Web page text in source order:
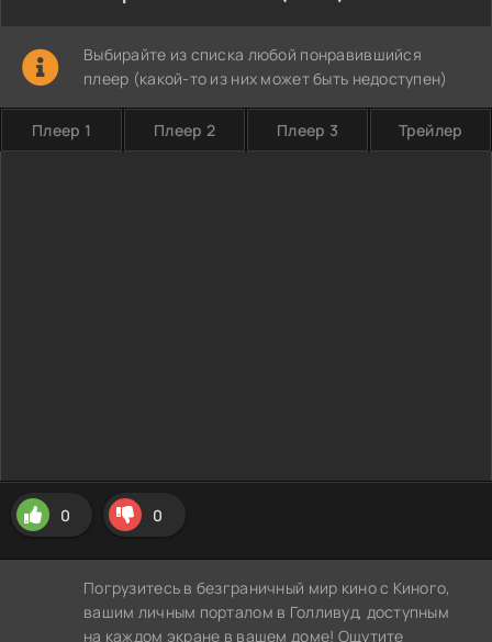
Выбирайте из списка любой понравившийся
плеер (какой-то из них может быть недоступен)
Плеер 1 Плеер 2 Плеер 3 Трейлер
0 0
Погрузитесь в безграничный мир кино с Киного,
вашим личным порталом в Голливуд, доступным
на каждом экране в вашем доме! Ощутите